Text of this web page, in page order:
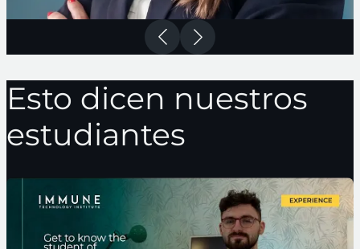
Esto dicen nuestros
estudiantes